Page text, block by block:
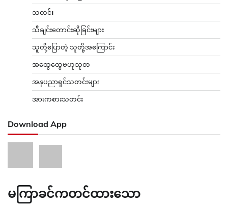
သတင်း
သီချင်းတောင်းဆိုခြင်းများ
သူတို့ပြောတဲ့ သူတို့အကြောင်း
အထွေထွေဗဟုသုတ
အနုပညာရှင်သတင်းများ
အားကစားသတင်း
Download App
မကြာခင်ကတင်ထားသော